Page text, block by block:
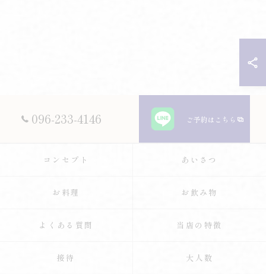
096-233-4146 ご予約はこちら
コンセプト あいさつ
お料理 お飲み物
よくある質問 当店の特徴
接待 大人数